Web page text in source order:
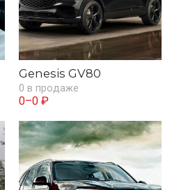
Genesis GV80
0 в продаже
0–0 ₽